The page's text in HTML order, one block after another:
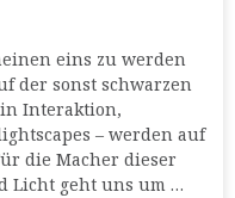
eins zu werden
der sonst schwarzen
Interaktion,
– werden auf
die Macher dieser
Licht geht uns um …